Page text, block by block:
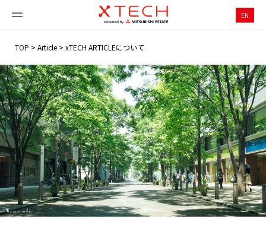
EN
TOP > Article > xTECH ARTICLEについて